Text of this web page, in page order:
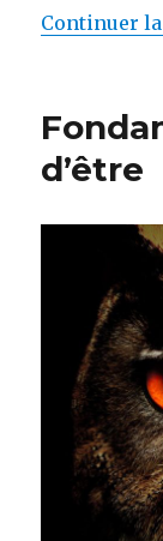
Continuer
d’être